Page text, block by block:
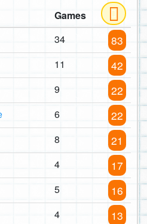
Games
34 83
11 42
9 22
6 22
8 21
4 17
5 16
4 13